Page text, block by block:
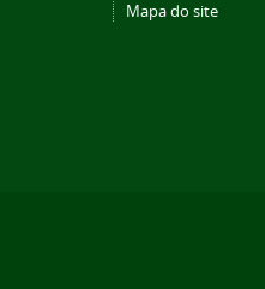
Mapa do site